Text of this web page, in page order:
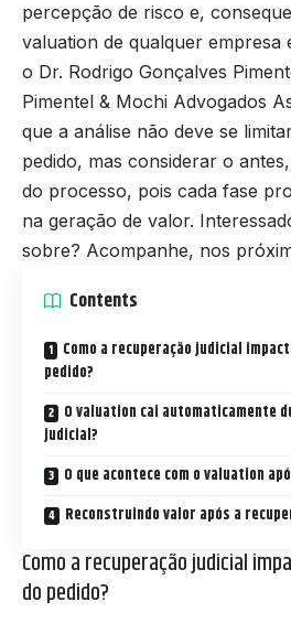
percepção de risco e,
valuation de qualquer empresa
o Dr. Rodrigo Gonçalves
Pimentel & Mochi Advogados
que a análise não deve se
pedido, mas considerar o
do processo, pois cada fase
na geração de valor.
sobre? Acompanhe, nos
Contents
Como a recuperação judicial
pedido?
O valuation cai automaticamente
judicial?
O que acontece com o valuation
Reconstruindo valor após a
Como a recuperação judicial
do pedido?